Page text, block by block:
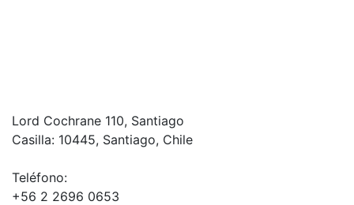
Lord Cochrane 110, Santiago
Casilla: 10445, Santiago, Chile
Teléfono:
+56 2 2696 0653